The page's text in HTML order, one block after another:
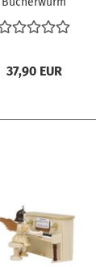
37,90 EUR